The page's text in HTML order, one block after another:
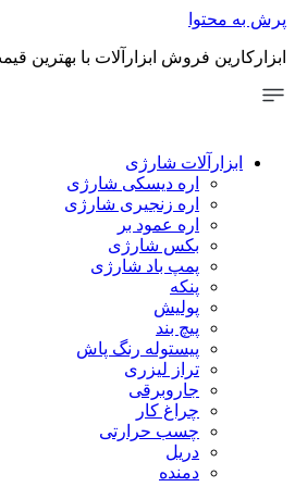
فروش ابزارآلات با بهترین قیمت و کیفیت
شارژی
اره دیسکی شارژی
اره زنجیری شارژی
اره عمود بر
بکس شارژی
پمپ باد شارژی
پیستوله رنگ پاش
تراز لیزری
جاروبرقی
چراغ کار
چسب حرارتی